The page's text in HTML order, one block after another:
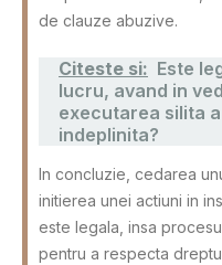
de clauze abuzive.
Citeste si: Este
lucru, avand in
executarea silita
indeplinita?
In concluzie, cedarea
initierea unei actiuni in
este legala, insa
pentru a respecta